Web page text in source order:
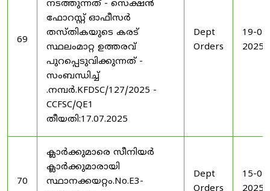
69
നടത്തുന്നത് - സെക്ഷൻ
ഫോറസ്റ്റ് ഓഫീസർ
തസ്തികയുടെ കരട്
സ്ഥലംമാറ്റ ഉത്തരവ്
പുറപ്പെടുവിക്കുന്നത് -
സംബന്ധിച്ച്
.നമ്പർ.KFDSC/127/2025 -
CCFSC/QE1
തീയതി:17.07.2025
Dept
Orders
19-
2025
70
ക്ലാർക്കുമാരെ സീനിയർ
ക്ലാർക്കുമാരായി
സ്ഥാനക്കയറ്റം.No.E3-
Dept
15-